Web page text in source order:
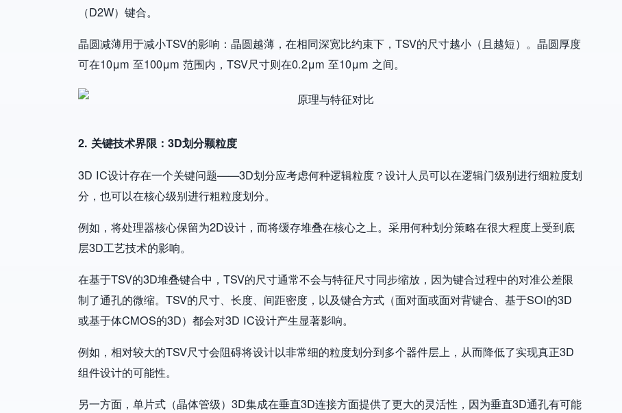
（D2W）键合。
晶圆减薄用于减小TSV的影响：晶圆越薄，在相同深宽比约束下，TSV的尺寸越小（且越短）。晶圆厚度
可在10μm 至100μm 范围内，TSV尺寸则在0.2μm 至10μm 之间。
Image
2. 关键技术界限：3D划分颗粒度
3D IC设计存在一个关键问题——3D划分应考虑何种逻辑粒度？设计人员可以在逻辑门级别进行细粒度划
分，也可以在核心级别进行粗粒度划分。
例如，将处理器核心保留为2D设计，而将缓存堆叠在核心之上。采用何种划分策略在很大程度上受到底
层3D工艺技术的影响。
在基于TSV的3D堆叠键合中，TSV的尺寸通常不会与特征尺寸同步缩放，因为键合过程中的对准公差限
制了通孔的微缩。TSV的尺寸、长度、间距密度，以及键合方式（面对面或面对背键合、基于SOI的3D
或基于体CMOS的3D）都会对3D IC设计产生显著影响。
例如，相对较大的TSV尺寸会阻碍将设计以非常细的粒度划分到多个器件层上，从而降低了实现真正3D
组件设计的可能性。
另一方面，单片式（晶体管级）3D集成在垂直3D连接方面提供了更大的灵活性，因为垂直3D通孔有可能